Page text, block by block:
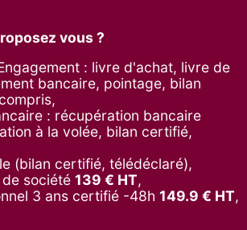
vous ?
: livre d'achat, livre de
bancaire, pointage, bilan
: récupération bancaire
à la volée, bilan certifié,
(bilan certifié, télédéclaré),
société 139 € HT,
3 ans certifié -48h 149.9 € HT,